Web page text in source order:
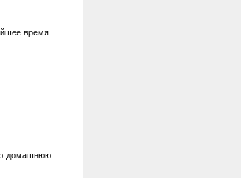
время.
домашнюю